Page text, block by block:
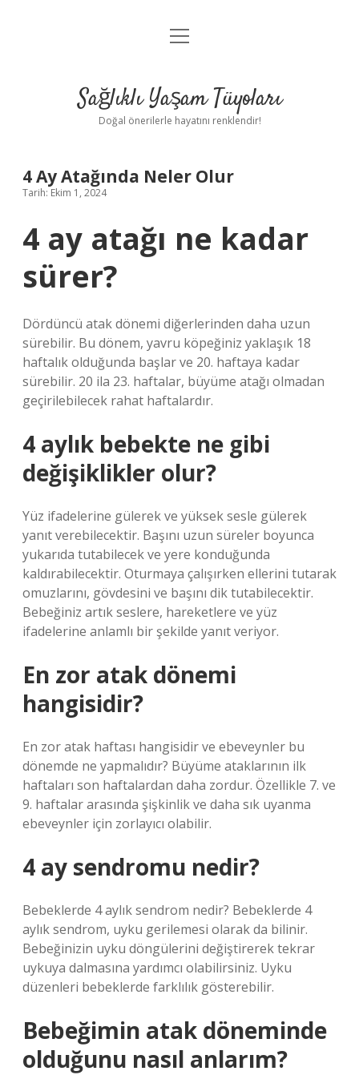
Anasayfa
Yasal Uyarı
menüyü
Sağlıklı Yaşam Tüyoları
Doğal önerilerle hayatını renklendir!
4 Ay Atağında Neler Olur
Tarih: Ekim 1, 2024
4 ay atağı ne kadar
sürer?
Dördüncü atak dönemi diğerlerinden daha uzun
sürebilir. Bu dönem, yavru köpeğiniz yaklaşık 18
haftalık olduğunda başlar ve 20. haftaya kadar
sürebilir. 20 ila 23. haftalar, büyüme atağı olmadan
geçirilebilecek rahat haftalardır.
4 aylık bebekte ne gibi
değişiklikler olur?
Yüz ifadelerine gülerek ve yüksek sesle gülerek
yanıt verebilecektir. Başını uzun süreler boyunca
yukarıda tutabilecek ve yere konduğunda
kaldırabilecektir. Oturmaya çalışırken ellerini tutarak
omuzlarını, gövdesini ve başını dik tutabilecektir.
Bebeğiniz artık seslere, hareketlere ve yüz
ifadelerine anlamlı bir şekilde yanıt veriyor.
En zor atak dönemi
hangisidir?
En zor atak haftası hangisidir ve ebeveynler bu
dönemde ne yapmalıdır? Büyüme ataklarının ilk
haftaları son haftalardan daha zordur. Özellikle 7. ve
9. haftalar arasında şişkinlik ve daha sık uyanma
ebeveynler için zorlayıcı olabilir.
4 ay sendromu nedir?
Bebeklerde 4 aylık sendrom nedir? Bebeklerde 4
aylık sendrom, uyku gerilemesi olarak da bilinir.
Bebeğinizin uyku döngülerini değiştirerek tekrar
uykuya dalmasına yardımcı olabilirsiniz. Uyku
düzenleri bebeklerde farklılık gösterebilir.
Bebeğimin atak döneminde
olduğunu nasıl anlarım?